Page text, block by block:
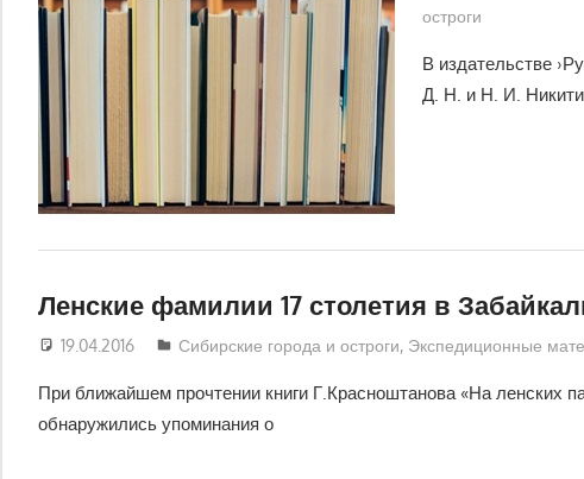
остроги
В издательстве
Д. Н. и Н. И.
Ленские фамилии 17 столетия в
19.04.2016 luzgina
Сибирские города и остроги, Экспедиционные
При ближайшем прочтении книги Г.Красноштанова «На ленских
обнаружились упоминания о